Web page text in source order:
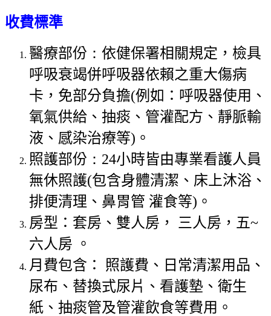
收費標準
醫療部份 ： 依健保署相關規定，檢具
呼吸衰竭併呼吸器依賴之重大傷病
卡，免部分負擔(例如：呼吸器使用、
氧氣供給、抽痰、管灌配方、靜脈輸
液、感染治療等)。
照護部份 ：24小時皆由專業看護人員
無休照護(包含身體清潔、床上沐浴、
排便清理、鼻胃管 灌食等) 。
房型：套房、雙人房， 三人房， 五~
六人房 。
月費包含： 照護費、日常清潔用品、
尿布、替換式尿片、看護墊、衛生
紙、抽痰管及管灌飲食等費用。